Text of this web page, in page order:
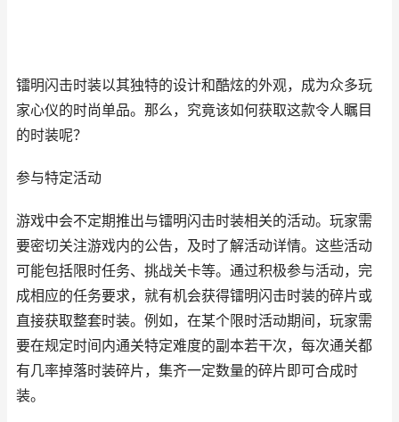
镭明闪击时装以其独特的设计和酷炫的外观，成为众多玩
家心仪的时尚单品。那么，究竟该如何获取这款令人瞩目
的时装呢？
参与特定活动
游戏中会不定期推出与镭明闪击时装相关的活动。玩家需
要密切关注游戏内的公告，及时了解活动详情。这些活动
可能包括限时任务、挑战关卡等。通过积极参与活动，完
成相应的任务要求，就有机会获得镭明闪击时装的碎片或
直接获取整套时装。例如，在某个限时活动期间，玩家需
要在规定时间内通关特定难度的副本若干次，每次通关都
有几率掉落时装碎片，集齐一定数量的碎片即可合成时
装。